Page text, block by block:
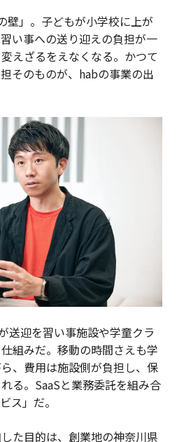
壁」。子どもが小学校に上が
い事への送り迎えの負担が一
えざるをえなくなる。かつて
そのものが、habの事業の出
送迎を習い事施設や学童クラ
組みだ。移動の時間さえも学
、費用は施設側が負担し、保
る。SaaSと業務委託を組み合
ス」だ。
た目的は、創業地の神奈川県